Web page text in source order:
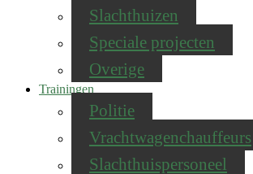
Slachthuizen
Speciale projecten
Overige
Trainingen
Politie
Vrachtwagenchauffeurs
Slachthuispersoneel